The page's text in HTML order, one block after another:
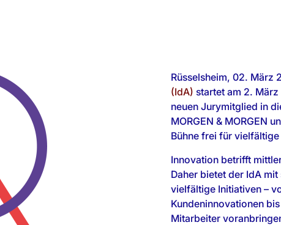
Rüsselsheim, 02. März
(IdA) startet am 2.
neuen Jurymitglied in
MORGEN & MORGEN
Bühne frei für
Innovation betrifft
Daher bietet der IdA
vielfältige Initiativen –
Kundeninnovationen
Mitarbeiter